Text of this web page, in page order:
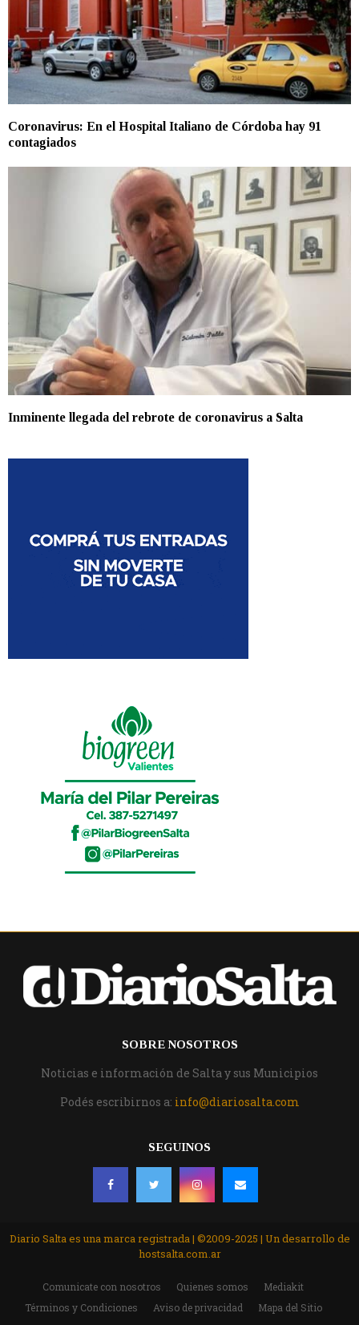
Coronavirus: En el Hospital Italiano de Córdoba hay 91
contagiados
Inminente llegada del rebrote de coronavirus a Salta
SOBRE NOSOTROS
Noticias e información de Salta y sus Municipios
Podés escribirnos a: info@diariosalta.com
SEGUINOS
Diario Salta es una marca registrada | ©2009-2025 | Un desarrollo de
hostsalta.com.ar
Comunicate con nosotros Quienes somos
Mediakit
Términos y Condiciones
Aviso de privacidad
Mapa del Sitio